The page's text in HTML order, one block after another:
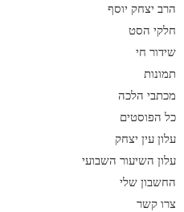
הרב יצחק יוסף
חלקי הסט
שידור חי
תמונות
מכתבי הלכה
כל הפוסטים
עלון עין יצחק
עלון השיעור השבועי
החשבון שלי
צרו קשר